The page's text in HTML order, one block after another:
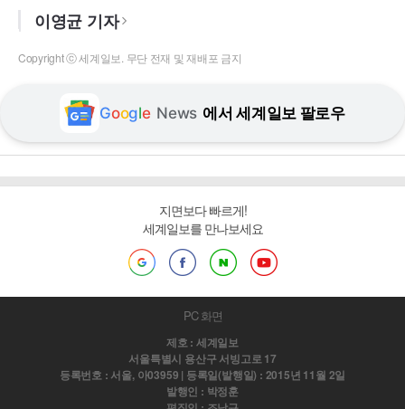
이영균 기자
Copyright ⓒ 세계일보. 무단 전재 및 재배포 금지
Google News 에서 세계일보 팔로우
지면보다 빠르게!
세계일보를 만나보세요
PC 화면
제호 : 세계일보
서울특별시 용산구 서빙고로 17
등록번호 : 서울, 아03959 | 등록일(발행일) : 2015년 11월 2일
발행인 : 박정훈